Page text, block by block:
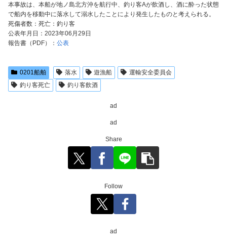
本事故は、本船が地ノ島北方沖を航行中、釣り客Aが飲酒し、酒に酔った状態
で船内を移動中に落水して溺水したことにより発生したものと考えられる。
死傷者数：死亡：釣り客
公表年月日：2023年06月29日
報告書（PDF）： 公表
0201船舶 落水 遊漁船
運輸安全委員会
釣り客死亡
釣り客飲酒
ad
ad
Share
Follow
ad